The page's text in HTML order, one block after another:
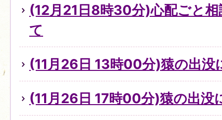
(12月21日8時30分)心配ごと
て
(11月26日 13時00分)猿の出没
(11月26日 17時00分)猿の出没